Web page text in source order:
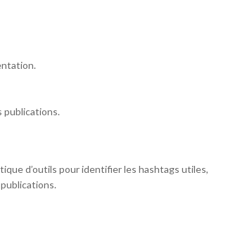
publications.
d’outils pour identifier les hashtags utiles,